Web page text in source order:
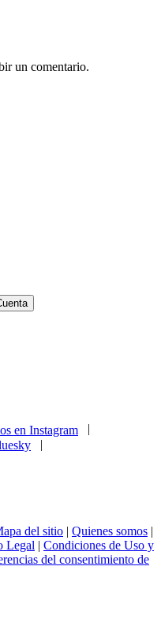
un comentario.
|
del sitio | Quienes somos |
Legal | Condiciones de Uso y
del consentimiento de